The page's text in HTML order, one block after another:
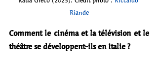
Riande
Comment le cinéma et la télévision et le
théâtre se développent-ils en Italie ?